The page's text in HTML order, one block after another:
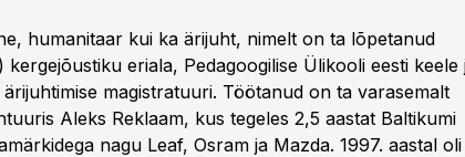
humanitaar kui ka ärijuht, nimelt on ta lõpetanud
eriala, Pedagoogilise Ülikooli eesti keele
magistratuuri. Töötanud on ta varasemalt
Aleks Reklaam, kus tegeles 2,5 aastat Baltikumi
nagu Leaf, Osram ja Mazda. 1997. aastal